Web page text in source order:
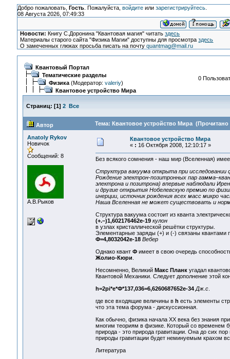
Добро пожаловать, Гость. Пожалуйста, войдитеили зарегистрируйтесь.
08 Августа 2026, 07:49:33
Новости: Книгу С.Доронина "Квантовая магия" читатьздесь
Материалы старого сайта "Физика Магии" доступны для просмотраздесь
О замеченных глюках просьба писать на почтуquantmag@mail.ru
Квантовый Портал
Тематические разделы
Физика(Модератор: valeriy)
Квантовое устройство Мира
0
Страниц: [1] 2 Все
Автор Тема: Квантовое устройство Мира (Прочитано
Anatoly Rykov
Новичок
Сообщений: 8
А.В.Рыков
Квантовое устройство Мира
« : 16 Октября 2008, 12:10:17 »
Без всякого сомнения - наш мир (Вселенная)
Структура вакуума открыта при исследовании
Рождение электрон-позитронных пар
электрона и позитрона) впервые наблюдали
и другие открытия Нобелевскую премию по
инерции, источник рождения всех масс микро
Наша Вселенная не может существовать и
Структура вакуума состоит из кванта
(+.–)1,602176462е-19кулон
в узлах кристаллической решётки структуры.
Элементарные заряды (+) и (-) связаны квантами
Ф=4,8032042е-18 Вебер
Однако квант Фимеет в свою очередь
Жолио-Кюри
Несомненно, Великий Макс Планкугадал
Квантовой Механики. Следует дополнение этой
h=2pi*e*Ф*137,036=6,6260687652е-34 Дж.с.
где все входящие величины в h есть элементы
что эта тема форума - дискуссионная.
Как обычно, физика начала ХХ века без знания
многим теориям в физике. Который со временем
природа - это природа гравитации. Она до сих
природы гравитации будет неминуемым крахом
Литература